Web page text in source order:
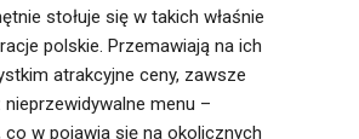
stołuje się w takich właśnie
polskie. Przemawiają na ich
atrakcyjne ceny, zawsze
menu –